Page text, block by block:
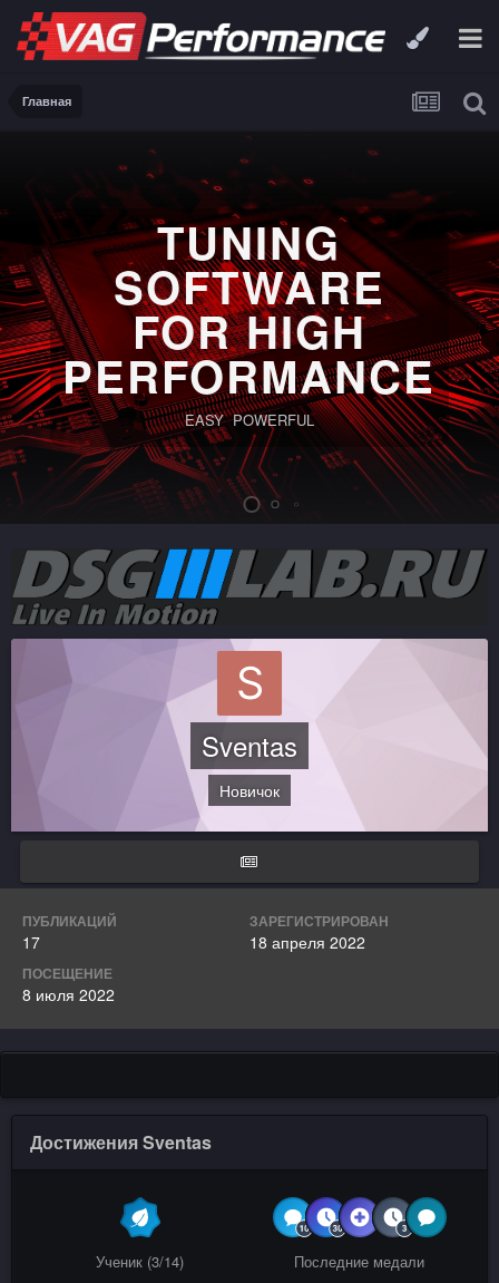
Главная
TUNING
SOFTWARE
FOR HIGH
PERFORMANCE
EASY POWERFUL
Sventas
Новичок
ПУБЛИКАЦИЙ
17
ЗАРЕГИСТРИРОВАН
18 апреля 2022
ПОСЕЩЕНИЕ
8 июля 2022
Достижения Sventas
Ученик (3/14) Последние медали